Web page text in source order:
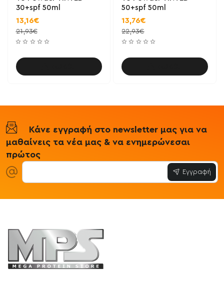
30+spf 50ml
13,16€
21,93€
50+spf 50ml
13,76€
22,93€
Κάνε εγγραφή στο newsletter μας για να
μαθαίνεις τα νέα μας & να ενημερώνεσαι
πρώτος
Εγγραφή